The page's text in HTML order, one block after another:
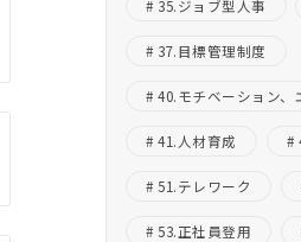
35.ジョブ型人事
37.目標管理制度
40.モチベーション、
41.人材育成
51.テレワーク
53.正社員登用